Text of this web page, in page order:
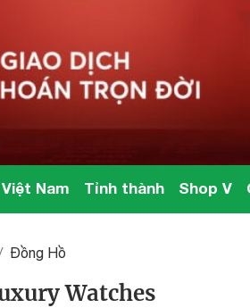
Việt Nam Tỉnh thành Shop V
Đồng Hồ
Watches